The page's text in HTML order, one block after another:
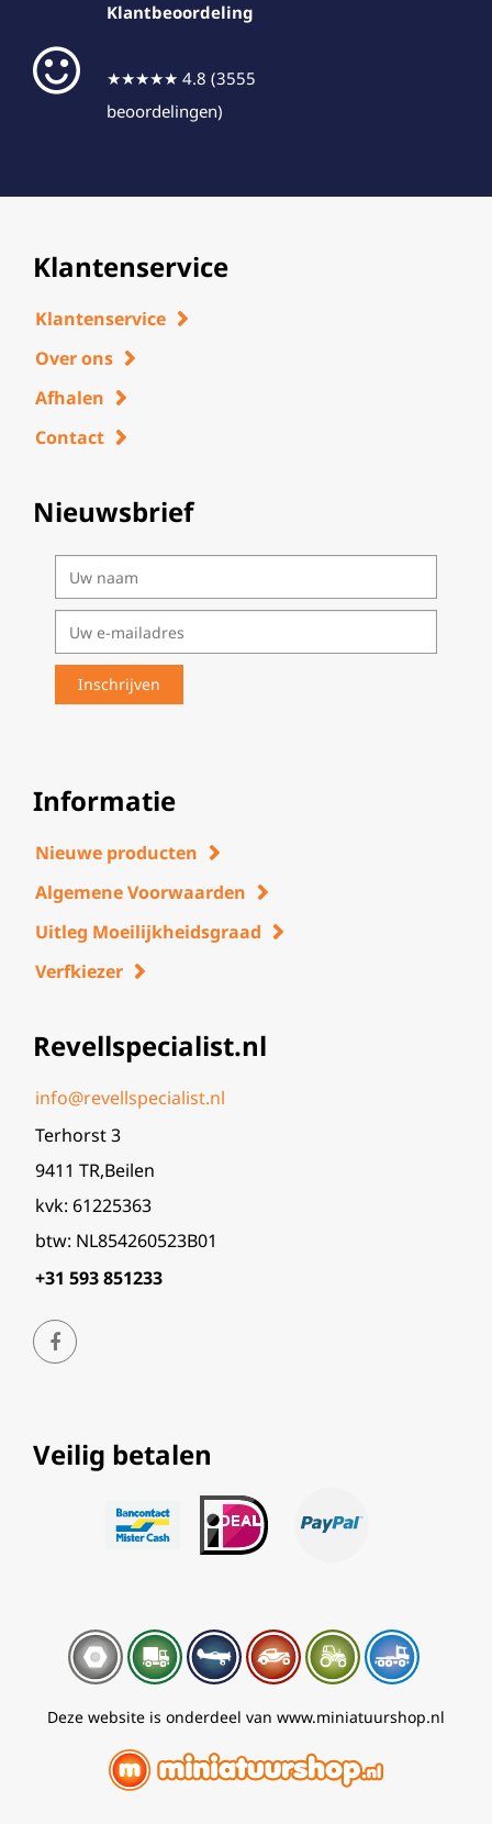
Klantbeoordeling
★★★★★ 4.8 (3555
beoordelingen)
Klantenservice
Klantenservice
Over ons
Afhalen
Contact
Nieuwsbrief
Informatie
Nieuwe producten
Algemene Voorwaarden
Uitleg Moeilijkheidsgraad
Verfkiezer
Revellspecialist.nl
info@revellspecialist.nl
Terhorst 3
9411 TR,Beilen
kvk: 61225363
btw: NL854260523B01
+31 593 851233
Veilig betalen
Deze website is onderdeel van www.miniatuurshop.nl